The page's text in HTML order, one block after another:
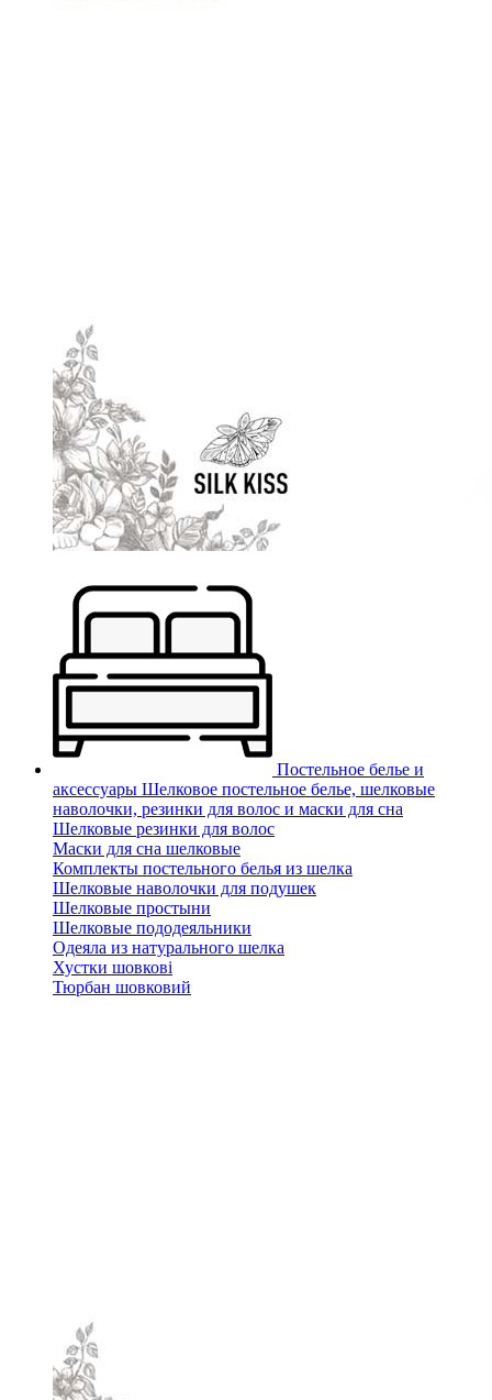
Постельное белье и
аксессуары Шелковое постельное белье, шелковые
наволочки, резинки для волос и маски для сна
Шелковые резинки для волос
Маски для сна шелковые
Комплекты постельного белья из шелка
Шелковые наволочки для подушек
Шелковые простыни
Шелковые пододеяльники
Одеяла из натурального шелка
Хустки шовкові
Тюрбан шовковий